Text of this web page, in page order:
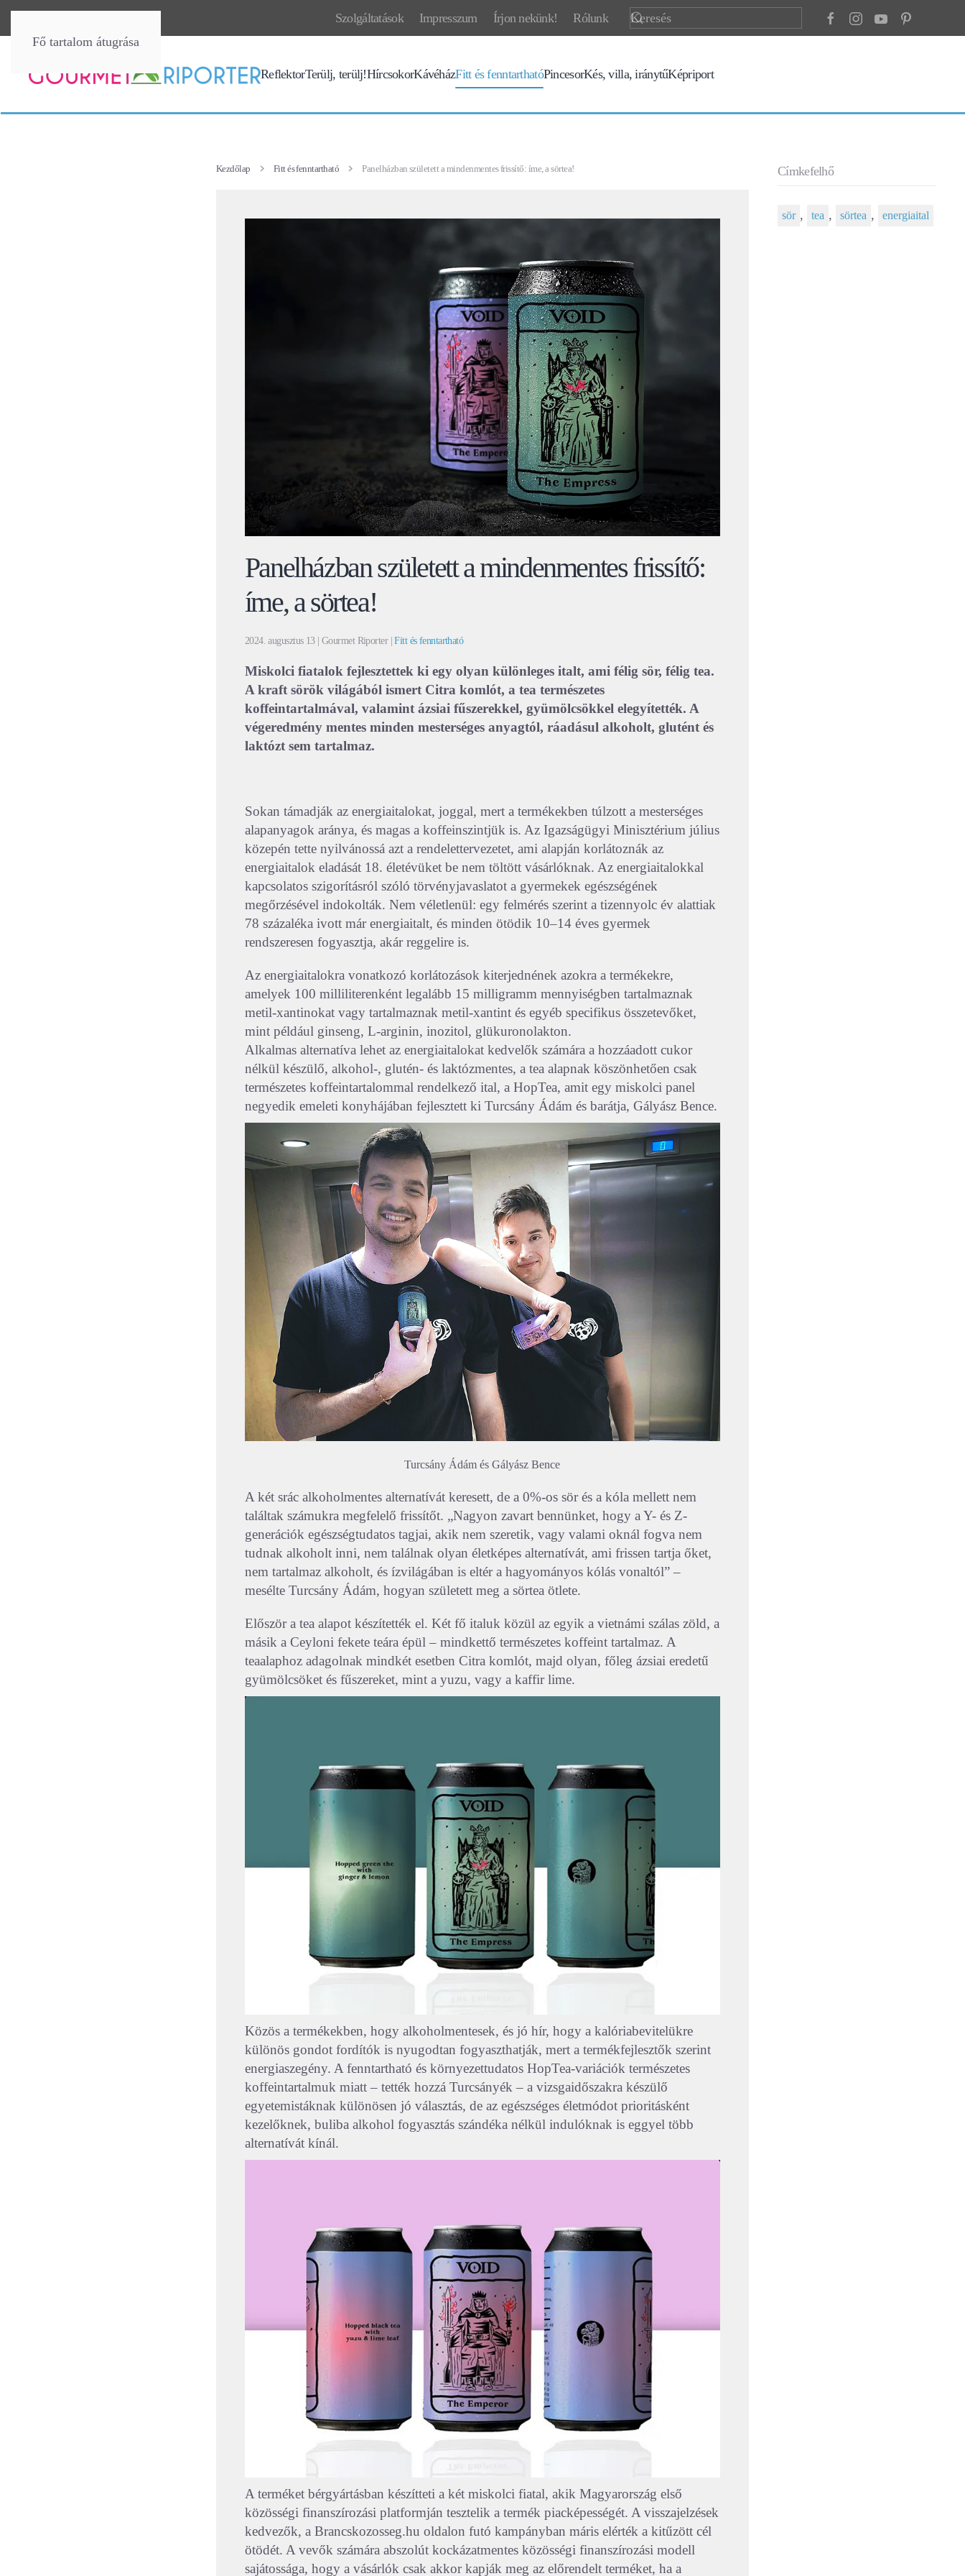
Fő tartalom átugrása
Szolgáltatások Impresszum Írjon nekünk! Rólunk
ReflektorTerülj, terülj!HírcsokorKávéházFitt és fenntarthatóPincesorKés, villa, iránytűKépriport
Kezdőlap Fitt és fenntartható Panelházban született a mindenmentes frissítő: íme, a sörtea!
Panelházban született a mindenmentes frissítő:
íme, a sörtea!
2024. augusztus 13| Gourmet Riporter |Fitt és fenntartható
Miskolci fiatalok fejlesztettek ki egy olyan különleges italt, ami félig sör, félig tea.
A kraft sörök világából ismert Citra komlót, a tea természetes
koffeintartalmával, valamint ázsiai fűszerekkel, gyümölcsökkel elegyítették. A
végeredmény mentes minden mesterséges anyagtól, ráadásul alkoholt, glutént és
laktózt sem tartalmaz.
Sokan támadják az energiaitalokat, joggal, mert a termékekben túlzott a mesterséges
alapanyagok aránya, és magas a koffeinszintjük is. Az Igazságügyi Minisztérium július
közepén tette nyilvánossá azt a rendelettervezetet, ami alapján korlátoznák az
energiaitalok eladását 18. életévüket be nem töltött vásárlóknak. Az energiaitalokkal
kapcsolatos szigorításról szóló törvényjavaslatot a gyermekek egészségének
megőrzésével indokolták. Nem véletlenül: egy felmérés szerint a tizennyolc év alattiak
78 százaléka ivott már energiaitalt, és minden ötödik 10–14 éves gyermek
rendszeresen fogyasztja, akár reggelire is.
Az energiaitalokra vonatkozó korlátozások kiterjednének azokra a termékekre,
amelyek 100 milliliterenként legalább 15 milligramm mennyiségben tartalmaznak
metil-xantinokat vagy tartalmaznak metil-xantint és egyéb specifikus összetevőket,
mint például ginseng, L-arginin, inozitol, glükuronolakton.
Alkalmas alternatíva lehet az energiaitalokat kedvelők számára a hozzáadott cukor
nélkül készülő, alkohol-, glutén- és laktózmentes, a tea alapnak köszönhetően csak
természetes koffeintartalommal rendelkező ital, a HopTea, amit egy miskolci panel
negyedik emeleti konyhájában fejlesztett ki Turcsány Ádám és barátja, Gályász Bence.
Turcsány Ádám és Gályász Bence
A két srác alkoholmentes alternatívát keresett, de a 0%-os sör és a kóla mellett nem
találtak számukra megfelelő frissítőt. „Nagyon zavart bennünket, hogy a Y- és Z-
generációk egészségtudatos tagjai, akik nem szeretik, vagy valami oknál fogva nem
tudnak alkoholt inni, nem találnak olyan életképes alternatívát, ami frissen tartja őket,
nem tartalmaz alkoholt, és ízvilágában is eltér a hagyományos kólás vonaltól” –
mesélte Turcsány Ádám, hogyan született meg a sörtea ötlete.
Először a tea alapot készítették el. Két fő italuk közül az egyik a vietnámi szálas zöld, a
másik a Ceyloni fekete teára épül – mindkettő természetes koffeint tartalmaz. A
teaalaphoz adagolnak mindkét esetben Citra komlót, majd olyan, főleg ázsiai eredetű
gyümölcsöket és fűszereket, mint a yuzu, vagy a kaffir lime.
Közös a termékekben, hogy alkoholmentesek, és jó hír, hogy a kalóriabevitelükre
különös gondot fordítók is nyugodtan fogyaszthatják, mert a termékfejlesztők szerint
energiaszegény. A fenntartható és környezettudatos HopTea-variációk természetes
koffeintartalmuk miatt – tették hozzá Turcsányék – a vizsgaidőszakra készülő
egyetemistáknak különösen jó választás, de az egészséges életmódot prioritásként
kezelőknek, buliba alkohol fogyasztás szándéka nélkül indulóknak is eggyel több
alternatívát kínál.
A terméket bérgyártásban készítteti a két miskolci fiatal, akik Magyarország első
közösségi finanszírozási platformján tesztelik a termék piacképességét. A visszajelzések
kedvezők, a Brancskozosseg.hu oldalon futó kampányban máris elérték a kitűzött cél
ötödét. A vevők számára abszolút kockázatmentes közösségi finanszírozási modell
sajátossága, hogy a vásárlók csak akkor kapják meg az előrendelt terméket, ha a
Címkefelhő
sör , tea , sörtea , energiaital